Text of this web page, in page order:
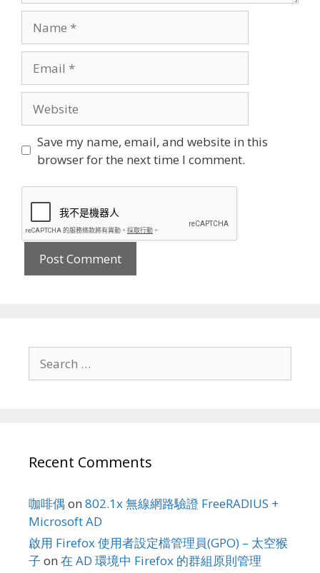
Save my name, email, and website in this
browser for the next time I comment.
for:
Recent Comments
咖啡偶 on 802.1x 無線網路驗證 FreeRADIUS +
Microsoft AD
啟用 Firefox 使用者設定檔管理員(GPO) – 太空猴
子 on 在 AD 環境中 Firefox 的群組原則管理